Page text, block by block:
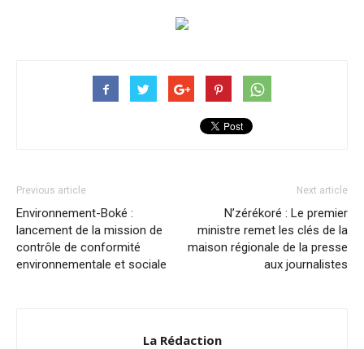
Previous article
Environnement-Boké :
lancement de la mission de
contrôle de conformité
environnementale et sociale
Next article
N’zérékoré : Le premier
ministre remet les clés de la
maison régionale de la presse
aux journalistes
La Rédaction